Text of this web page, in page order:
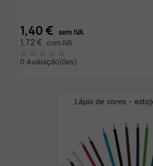
1,40 € sem IVA
1,72 € com IVA
0 Avaliação(ões)